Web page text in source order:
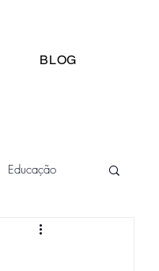
BLOG
Educação